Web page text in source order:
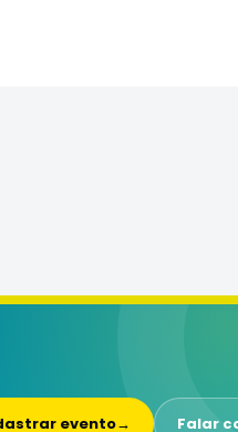
evento→ Falar